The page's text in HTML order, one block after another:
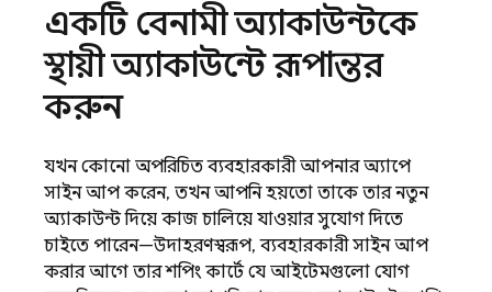
একটি বেনামী অ্যাকাউন্টকে
স্থায়ী অ্যাকাউন্টে রূপান্তর
করুন
যখন কোনো অপরিচিত ব্যবহারকারী আপনার অ্যাপে
সাইন আপ করেন, তখন আপনি হয়তো তাকে তার নতুন
অ্যাকাউন্ট দিয়ে কাজ চালিয়ে যাওয়ার সুযোগ দিতে
চাইতে পারেন—উদাহরণস্বরূপ, ব্যবহারকারী সাইন আপ
করার আগে তার শপিং কার্টে যে আইটেমগুলো যোগ